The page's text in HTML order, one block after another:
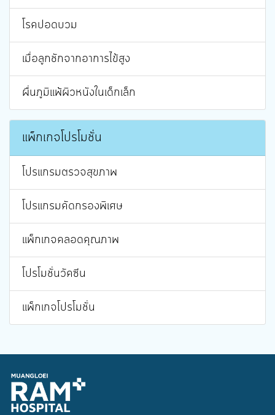
โรคปอดบวม
เมื่อลูกชักจากอาการไข้สูง
ผื่นภูมิแพ้ผิวหนังในเด็กเล็ก
แพ็กเกจโปรโมชั่น
โปรแกรมตรวจสุขภาพ
โปรแกรมคัดกรองพิเศษ
แพ็กเกจคลอดคุณภาพ
โปรโมชั่นวัคซีน
แพ็กเกจโปรโมชั่น